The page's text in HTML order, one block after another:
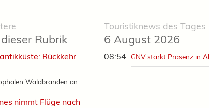
Touristiknews des Tages
6 August 2026
08:54 GNV stärkt Präsenz in
Rubrik
Rückkehr
Waldbränden an...
nimmt Flüge nach